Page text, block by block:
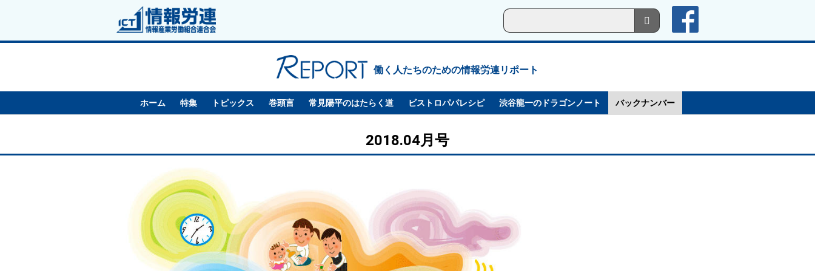
働く人たちのための情報労連リポート
ホーム 特集 トピックス 巻頭言 常見陽平のはたらく道 ビストロパパレシピ 渋谷龍一のドラゴンノート バックナンバー
2018.04月号